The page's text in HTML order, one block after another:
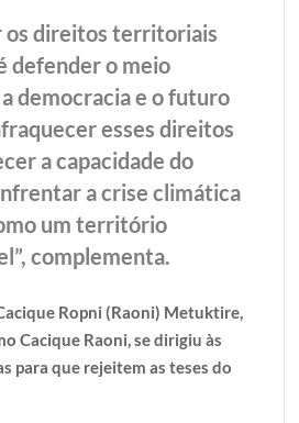
os direitos territoriais
defender o meio
democracia e o futuro
esses direitos
a capacidade do
a crise climática
um território
complementa.
Ropni (Raoni) Metuktire,
Cacique Raoni, se dirigiu às
para que rejeitem as teses do